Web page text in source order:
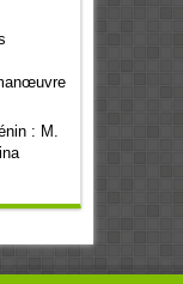
: M.